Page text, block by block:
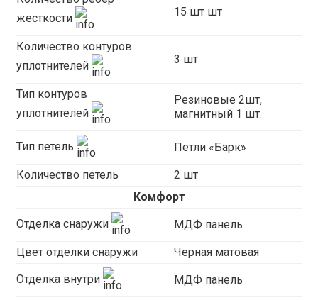
жесткости
15 шт шт
Количество контуров
уплотнителей
3 шт
Тип контуров
уплотнителей
Резиновые 2шт,
магнитный 1 шт.
Тип петель Петли «Барк»
Количество петель
2 шт
Комфорт
Отделка снаружи МДФ панель
Цвет отделки снаружи Черная матовая
Отделка внутри МДФ панель